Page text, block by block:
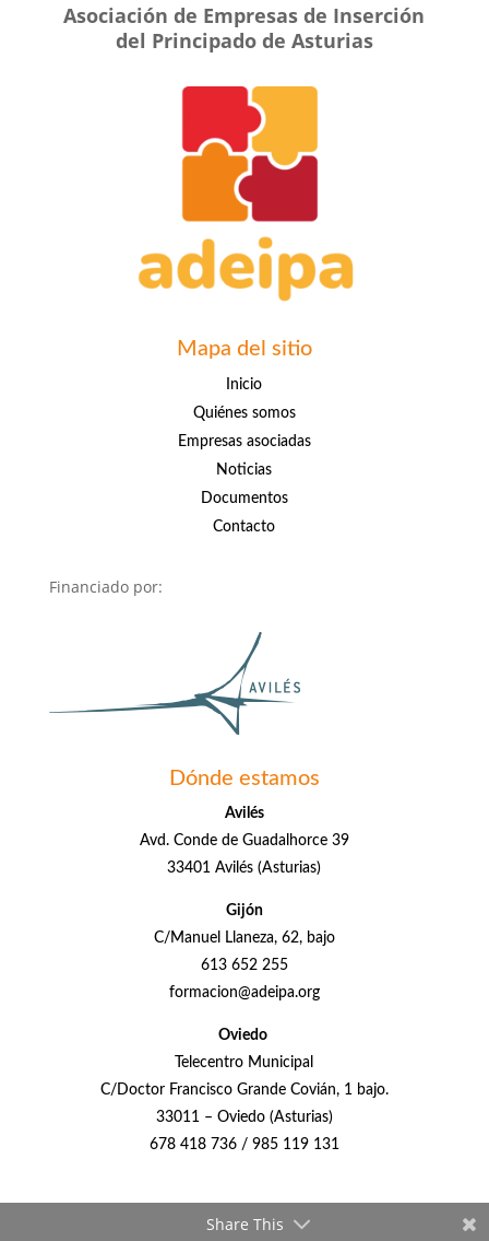
Asociación de Empresas de Inserción
del Principado de Asturias
Mapa del sitio
Inicio
Quiénes somos
Empresas asociadas
Noticias
Documentos
Contacto
Financiado por:
Dónde estamos
Avilés
Avd. Conde de Guadalhorce 39
33401 Avilés (Asturias)
Gijón
C/Manuel Llaneza, 62, bajo
613 652 255
formacion@adeipa.org
Oviedo
Telecentro Municipal
C/Doctor Francisco Grande Covián, 1 bajo.
33011 – Oviedo (Asturias)
678 418 736 / 985 119 131
Share This